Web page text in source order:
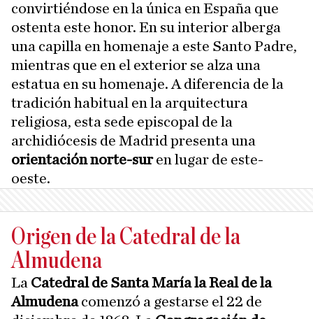
convirtiéndose en la única en España que
ostenta este honor. En su interior alberga
una capilla en homenaje a este Santo Padre,
mientras que en el exterior se alza una
estatua en su homenaje. A diferencia de la
tradición habitual en la arquitectura
religiosa, esta sede episcopal de la
archidiócesis de Madrid presenta una
orientación norte-suren lugar de este-
oeste.
Origen de la Catedral de la
Almudena
La Catedral de Santa María la Real de la
Almudenacomenzó a gestarse el 22 de